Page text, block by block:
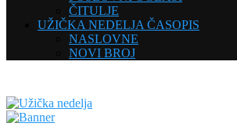
ČITULJE
UŽIČKA NEDELJA ČASOPIS
NASLOVNE
NOVI BROJ